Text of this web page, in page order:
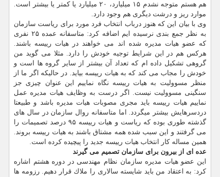
هم هستم متوجه نشدم ۱۵ میلیارد، ۲۰ میلیارد یا كمتر یا بیشتر است.
موارد ریز و درشت دیگری هم وجود دارد.
وی با بیان این كه هنوز درباب انتخاب فرد مورد برای ریاست سازمان
به نظر جمع بندی نرسیده ایم اضافه كرد: متاسفانه عمده ۲۵ نفری
كه عضو هیات مدیره شده اند می خواهند در هیات رییسه باشند.
هركس هم در این شرایط توجیه خودش را دارد. مثلا می گوید من
گروهی تشكیل داده ام كه تعداد آن بیشتر از سایر گروه ها است و
خودش را مجاب می كند كه به هیات رییسه بیاید. در حالیكه اگر ما از
منظر مسوولیت به هیات رییسه نگاه نماییم این عنوان چیزی جز
سنگینی مسوولیت نیست. اگر درست به وظایف هیات مدیره عمل
نماییم هیات رییسه باید مجری مصوبات هیات مدیره باشد و طبیعتا
دردسرهایش بیشتر میگردد. اما متاسفانه روال سازمان در سال های
گذشته طوری بوده كه ریاست و هیات رییسه ۹۵ درصد تصمیمات را
می گرفتند و این سبب شده همه مشتاق باشند به هیات رییسه بروند.
همین مساله كار انتخاب هیات رییسه جدید را پیچیده كرده است.
عده ای از بیرون برای سازمان تصمیم می گیرند
این عضو هیات مدیره سازمان نظام مهندسی در دوره هشتم اشاره
كرد: به اعتقاد من باید شایسته سالاری را ملاك قرار دهیم. رزومه ها